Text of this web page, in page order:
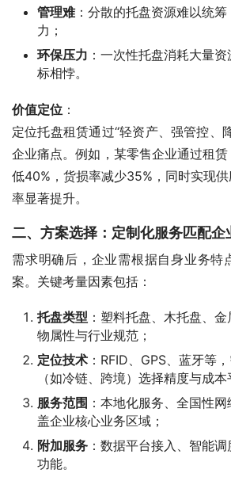
管理难：分散的托盘资源难以统
力；
环保压力 ：一次性托盘消耗大量
标相悖。
价值定位 ：
定位托盘租赁通过“轻资产、强管控、
企业痛点。例如，某零售企业通过租
低40%，货损率减少35%，同时实现
率显著提升。
二、方案选择：定制化服务匹配企
需求明确后，企业需根据自身业务特
案。关键考量因素包括：
托盘类型 ：塑料托盘、木托盘、
物属性与行业规范；
定位技术 ：RFID、GPS、蓝牙等
（如冷链、跨境）选择精度与成本
服务范围 ：本地化服务、全国性
盖企业核心业务区域；
附加服务 ：数据平台接入、智能
功能。